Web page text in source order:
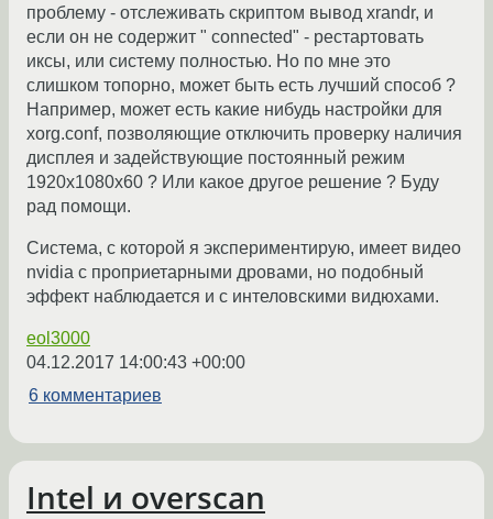
проблему - отслеживать скриптом вывод xrandr, и
если он не содержит " connected" - рестартовать
иксы, или систему полностью. Но по мне это
слишком топорно, может быть есть лучший способ ?
Например, может есть какие нибудь настройки для
xorg.conf, позволяющие отключить проверку наличия
дисплея и задействующие постоянный режим
1920x1080x60 ? Или какое другое решение ? Буду
рад помощи.
Система, с которой я экспериментирую, имеет видео
nvidia c проприетарными дровами, но подобный
эффект наблюдается и с интеловскими видюхами.
eol3000
04.12.2017 14:00:43 +00:00
6 комментариев
Intel и overscan